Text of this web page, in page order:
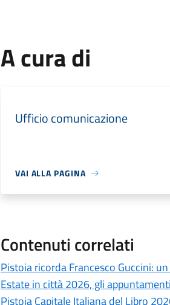
A cura di
Ufficio comunicazione
VAI ALLA PAGINA
Contenuti correlati
Pistoia ricorda Francesco Guccini:
Estate in città 2026, gli
Pistoia Capitale Italiana del Libro